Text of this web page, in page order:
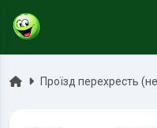
ГоловнаПроїзд перехресть